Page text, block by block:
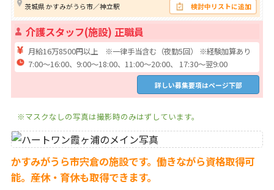
茨城県 かすみがうら市／神立駅 検討中リストに追加
介護スタッフ(施設) 正職員
月給16万8500円以上 ※一律手当含む（夜勤5回） ※経験加算あり
7:00～16:00、9:00～18:00、11:00～20:00、 17:30～翌9:00
詳しい募集要項はページ下部
※マスクなしの写真は撮影時のみはずしています。
かすみがうら市宍倉の施設です。働きながら資格取得可
能。産休・育休も取得できます。